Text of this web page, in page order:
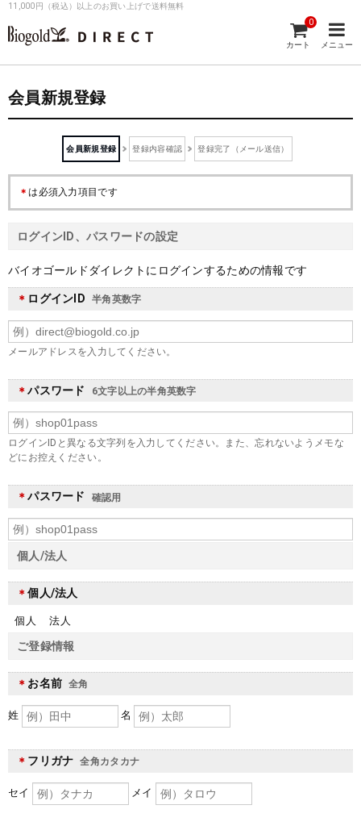
11,000円（税込）以上のお買い上げで送料無料
カート
0
メニュー
会員新規登録
会員新規登録 登録内容確認 登録完了（メール送信）
＊は必須入力項目です
ログインID、パスワードの設定
バイオゴールドダイレクトにログインするための情報です
＊ ログインID 半角英数字
メールアドレスを入力してください。
＊パスワード 6文字以上の半角英数字
ログインIDと異なる文字列を入力してください。また、忘れないようメモな
どにお控えください。
＊パスワード 確認用
個人/法人
＊個人/法人
個人 法人
ご登録情報
＊ お名前 全角
姓 名
＊ フリガナ 全角カタカナ
セイ メイ